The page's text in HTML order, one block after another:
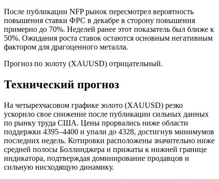
После публикации NFP рынок пересмотрел вероятность
повышения ставки ФРС в декабре в сторону повышения
примерно до 70%. Неделей ранее этот показатель был ближе к
50%. Ожидания роста ставок остаются основным негативным
фактором для драгоценного металла.
Прогноз по золоту (XAUUSD) отрицательный.
Технический прогноз
На четырехчасовом графике золото (XAUUSD) резко
ускорило свое снижение после публикации сильных данных
по рынку труда США. Цены прорвались ниже области
поддержки 4395–4400 и упали до 4328, достигнув минимумов
последних недель. Котировки расположены значительно ниже
средней полосы Боллинджера и прижаты к нижней границе
индикатора, подтверждая доминирование продавцов и
сильную нисходящую динамику.